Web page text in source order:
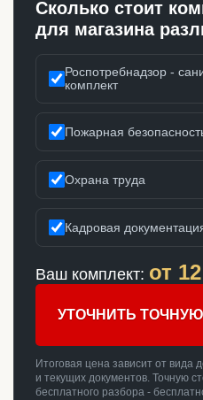
Сколько стоит
для магазина
Роспотребнадзор -
комплект
Пожарная
Охрана труда
Кадровая
Ваш комплект: от
УТОЧНИТЬ
Итоговая цена зависит от вида
и текущих документов. Точную
бесплатного разбора -